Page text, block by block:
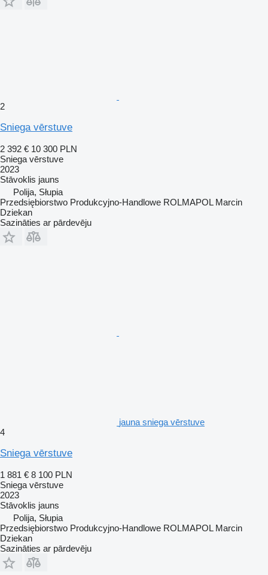
2
Sniega vērstuve
2 392 € 10 300 PLN
Sniega vērstuve
2023
Stāvoklis jauns
Polija, Słupia
Przedsiębiorstwo Produkcyjno-Handlowe ROLMAPOL Marcin
Dziekan
Sazināties ar pārdevēju
jauna sniega vērstuve
4
Sniega vērstuve
1 881 € 8 100 PLN
Sniega vērstuve
2023
Stāvoklis jauns
Polija, Słupia
Przedsiębiorstwo Produkcyjno-Handlowe ROLMAPOL Marcin
Dziekan
Sazināties ar pārdevēju